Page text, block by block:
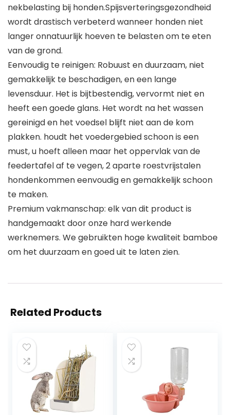
nekbelasting bij honden.Spijsverteringsgezondheid
wordt drastisch verbeterd wanneer honden niet
langer onnatuurlijk hoeven te belasten om te eten
van de grond.
Eenvoudig te reinigen: Robuust en duurzaam, niet
gemakkelijk te beschadigen, en een lange
levensduur. Het is bijtbestendig, vervormt niet en
heeft een goede glans. Het wordt na het wassen
gereinigd en het voedsel blijft niet aan de kom
plakken. houdt het voedergebied schoon is een
must, u hoeft alleen maar het oppervlak van de
feedertafel af te vegen, 2 aparte roestvrijstalen
hondenkommen eenvoudig en gemakkelijk schoon
te maken.
Premium vakmanschap: elk van dit product is
handgemaakt door onze hard werkende
werknemers. We gebruikten hoge kwaliteit bamboe
om het duurzaam en goed uit te laten zien.
Related Products